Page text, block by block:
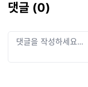
댓글 (0)
댓글을 작성하세요...